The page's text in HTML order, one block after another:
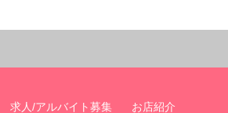
求人/アルバイト募集 お店紹介